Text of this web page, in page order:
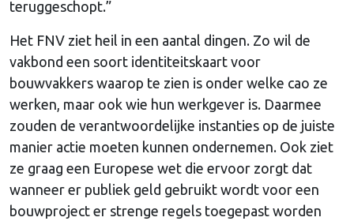
teruggeschopt.”
Het FNV ziet heil in een aantal dingen. Zo wil de
vakbond een soort identiteitskaart voor
bouwvakkers waarop te zien is onder welke cao ze
werken, maar ook wie hun werkgever is. Daarmee
zouden de verantwoordelijke instanties op de juiste
manier actie moeten kunnen ondernemen. Ook ziet
ze graag een Europese wet die ervoor zorgt dat
wanneer er publiek geld gebruikt wordt voor een
bouwproject er strenge regels toegepast worden